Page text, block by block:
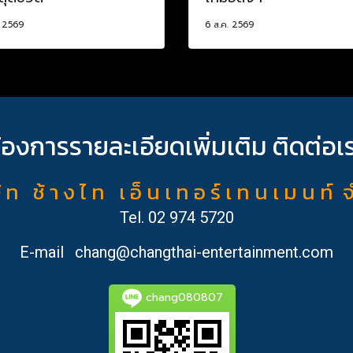
6 ส.ค. 2569
งการรายละเอียดเพิ่มเติม ติดต่อเ
ช้ า ง ไ ท เ อ็ น เ ท อ ร์ เ ท น เ ม น ท์
Tel. 02 974 5720
E-mail
chang@changthai-entertainment.com
chang080807